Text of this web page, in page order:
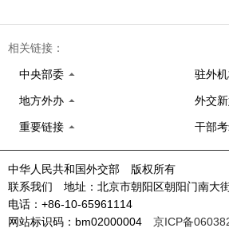
相关链接：
中央部委 驻外
地方外办 外交
重要链接 干部
中华人民共和国外交部 版权所有
联系我们 地址：北京市朝阳区朝阳门南
电话：+86-10-65961114
网站标识码：bm02000004 京ICP备